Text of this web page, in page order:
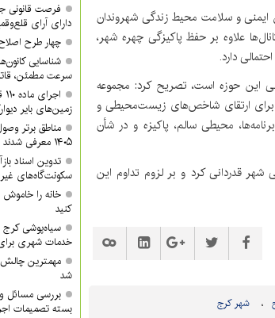
و سلامت محیط زندگی شهروندان
علاوه بر حفظ پاکیزگی چهره شهر،
دارد.
این حوزه است، تصریح کرد: مجموعه
برای ارتقای شاخص‌های زیست‌محیطی و
محیطی سالم، پاکیزه و در شأن
قدردانی کرد و بر لزوم تداوم این
شهر کرج
فرصت قانونی
دارای آرای
چهار طرح
شناسایی
سرعت مطمئن،
زمین‌های بایر
مناطق برتر
۱۴۰۵ معرفی شدند
تدوین اسناد
سکونت‌گاه‌های
خانه را خاموش
کنید
سیاه‌پوشی
خدمات شهری
مهمترین
شد
بررسی مسائل
بسته تصمیمات